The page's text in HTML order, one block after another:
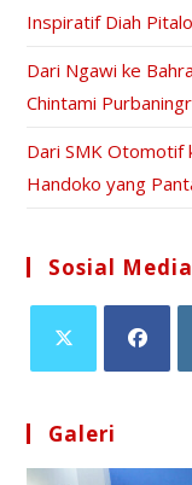
Inspiratif Diah
Dari Ngawi ke
Chintami
Dari SMK Otomotif
Handoko yang
Sosial
Galeri